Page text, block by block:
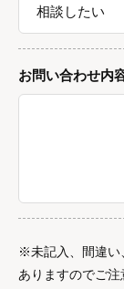
お問い合わせ内
※未記入、間違い
ありますのでご注